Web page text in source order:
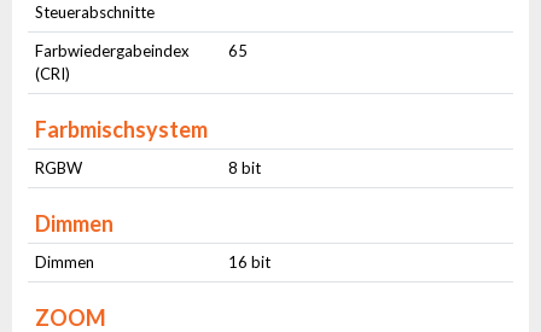
Steuerabschnitte
Farbwiedergabeindex
(CRI)
65
Farbmischsystem
RGBW 8 bit
Dimmen
Dimmen 16 bit
ZOOM